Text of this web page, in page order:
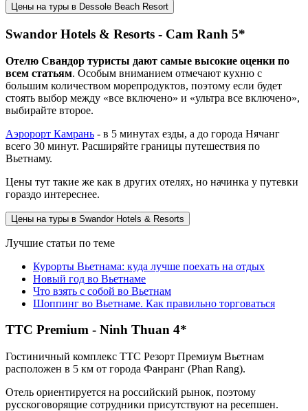
Цены на туры в Dessole Beach Resort
Swandor Hotels & Resorts - Cam Ranh 5*
Отелю Свандор туристы дают самые высокие оценки по
всем статьям. Особым вниманием отмечают кухню с
большим количеством морепродуктов, поэтому если будет
стоять выбор между «все включено» и «ультра все включено»,
выбирайте второе.
Аэророрт Камрань - в 5 минутах езды, а до города Нячанг
всего 30 минут. Расширяйте границы путешествия по
Вьетнаму.
Цены тут такие же как в других отелях, но начинка у путевки
гораздо интереснее.
Цены на туры в Swandor Hotels & Resorts
Лучшие статьи по теме
Курорты Вьетнама: куда лучше поехать на отдых
Новый год во Вьетнаме
Что взять с собой во Вьетнам
Шоппинг во Вьетнаме. Как правильно торговаться
TTC Premium - Ninh Thuan 4*
Гостиничный комплекс ТТС Резорт Премиум Вьетнам
расположен в 5 км от города Фанранг (Phan Rang).
Отель ориентируется на российский рынок, поэтому
русскоговорящие сотрудники присутствуют на ресепшен.